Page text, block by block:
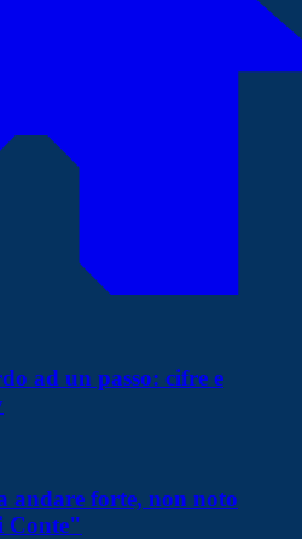
ad un passo: cifre e
andare forte, non noto
Conte"